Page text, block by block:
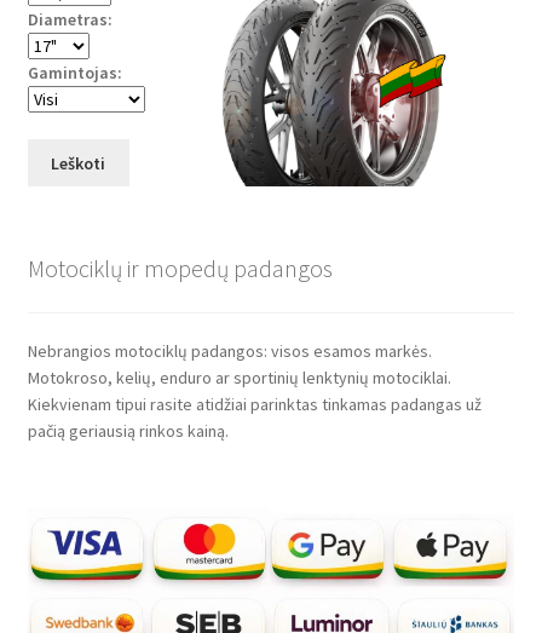
Diametras:
Gamintojas:
Leškoti
Motociklų ir mopedų padangos
Nebrangios motociklų padangos: visos esamos markės.
Motokroso, kelių, enduro ar sportinių lenktynių motociklai.
Kiekvienam tipui rasite atidžiai parinktas tinkamas padangas už
pačią geriausią rinkos kainą.